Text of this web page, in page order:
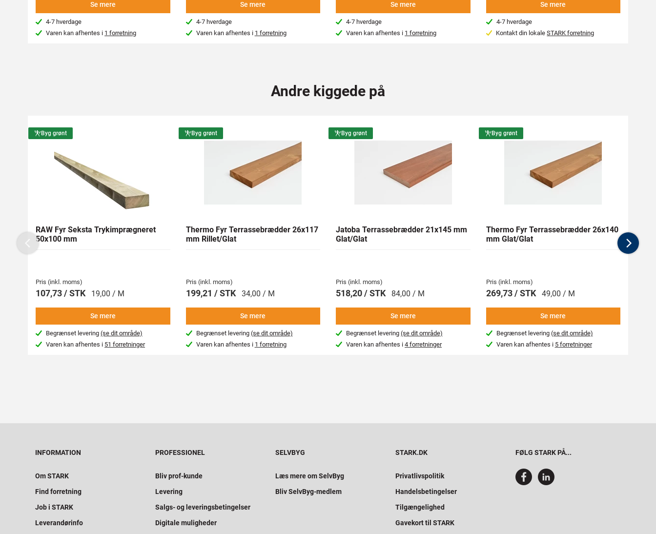
Se mere
4-7 hverdage
Varen kan afhentes i 1 forretning
Se mere
4-7 hverdage
Varen kan afhentes i 1 forretning
Se mere
4-7 hverdage
Varen kan afhentes i 1 forretning
Se mere
4-7 hverdage
Kontakt din lokaleSTARK forretning
Andre kiggede på
Byg grønt
RAW Fyr Seksta Trykimprægneret
50x100 mm
Pris (inkl. moms)
107,73 / STK 19,00 / M
Se mere
Begrænset levering(se dit område)
Varen kan afhentes i 51 forretninger
Byg grønt
Thermo Fyr Terrassebrædder 26x117
mm Rillet/Glat
Pris (inkl. moms)
199,21 / STK 34,00 / M
Se mere
Begrænset levering (se dit område)
Varen kan afhentes i 1 forretning
Byg grønt
Jatoba Terrassebrædder 21x145 mm
Glat/Glat
Pris (inkl. moms)
518,20 / STK 84,00 / M
Se mere
Begrænset levering(se dit område)
Varen kan afhentes i4 forretninger
Byg grønt
Thermo Fyr Terrassebrædder 26x140
mm Glat/Glat
Pris (inkl. moms)
269,73 / STK 49,00 / M
Se mere
Begrænset levering (se dit område)
Varen kan afhentes i 5 forretninger
Previous
INFORMATION
Om STARK
Find forretning
Job i STARK
Leverandørinfo
PROFESSIONEL
Bliv prof-kunde
Levering
Salgs- og leveringsbetingelser
Digitale muligheder
SELVBYG
Læs mere om SelvByg
Bliv SelvByg-medlem
STARK.DK
Privatlivspolitik
Handelsbetingelser
Tilgængelighed
Gavekort til STARK
FØLG STARK PÅ...